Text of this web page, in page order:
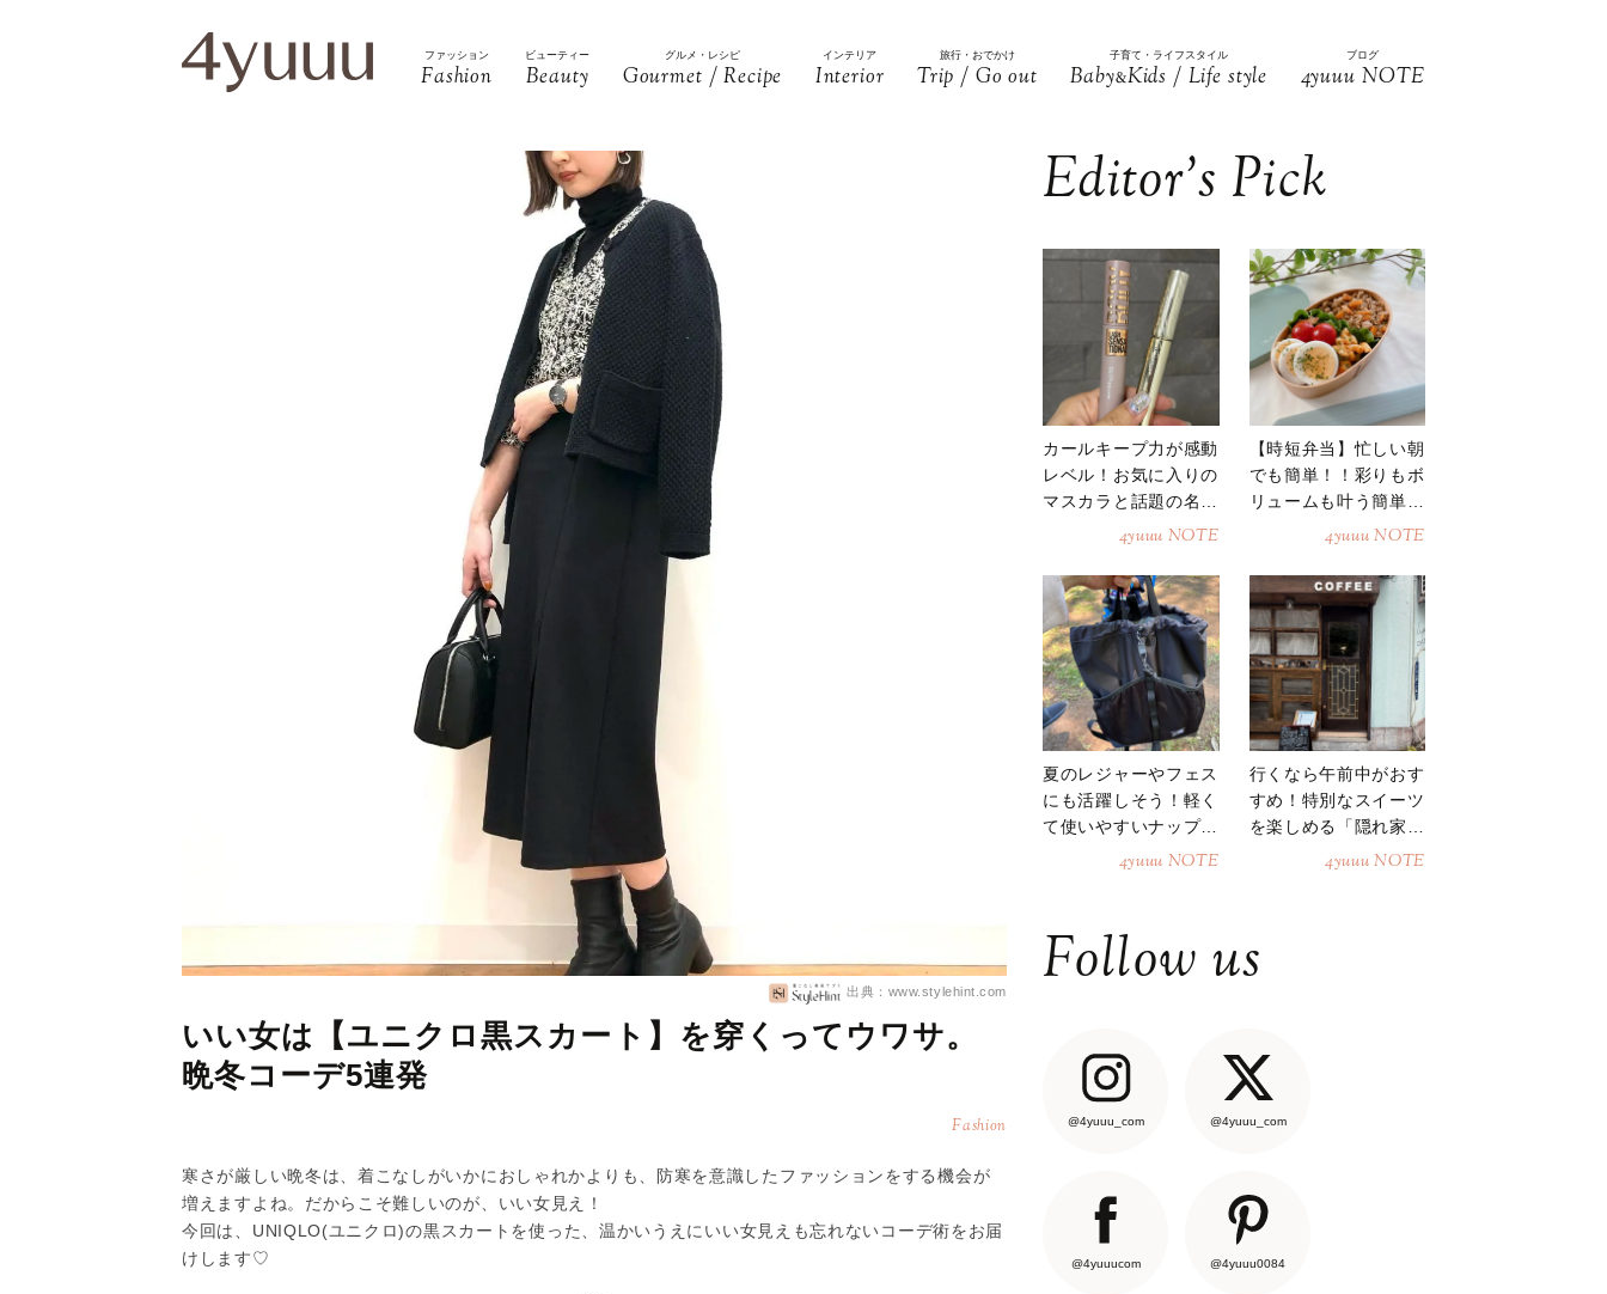
ファッション
Fashion
ビューティー
Beauty
グルメ・レシピ
Gourmet / Recipe
インテリア
Interior
旅行・おでかけ
Trip / Go out
子育て・ライフスタイル
Baby&Kids / Life style
ブログ
4yuuu NOTE
出典：www.stylehint.com
いい女は【ユニクロ黒スカート】を穿くってウワサ。
晩冬コーデ5連発
Fashion
寒さが厳しい晩冬は、着こなしがいかにおしゃれかよりも、防寒を意識したファッションをする機会が
増えますよね。だからこそ難しいのが、いい女見え！
今回は、UNIQLO(ユニクロ)の黒スカートを使った、温かいうえにいい女見えも忘れないコーデ術をお届
けします♡
Editor’s Pick
カールキープ力が感動
レベル！お気に入りの
マスカラと話題の名品
4yuuu NOTE
【時短弁当】忙しい朝
でも簡単！！彩りもボ
リュームも叶う簡単そ
4yuuu NOTE
夏のレジャーやフェス
にも活躍しそう！軽く
て使いやすいナップサ
4yuuu NOTE
行くなら午前中がおす
すめ！特別なスイーツ
を楽しめる「隠れ家カ
4yuuu NOTE
Follow us
@4yuuu_com @4yuuu_com
@4yuuucom @4yuuu0084